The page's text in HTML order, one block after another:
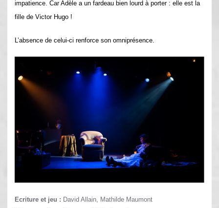
impatience. Car Adèle a un fardeau bien lourd à porter : elle est la
fille de Victor Hugo !
L’absence de celui-ci renforce son omniprésence.
Ecriture et jeu : David Allain, Mathilde Maumont